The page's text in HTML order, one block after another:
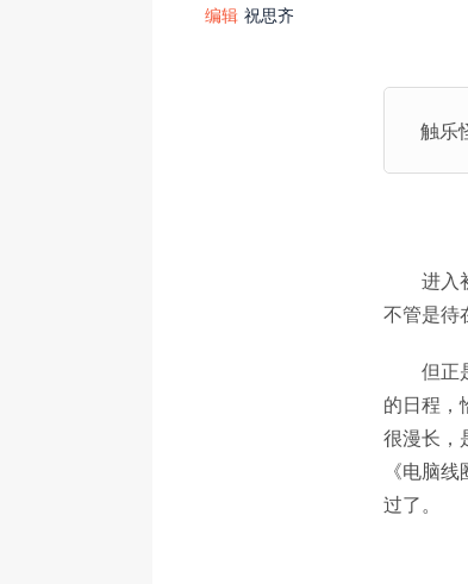
编辑 祝思齐
触乐
进入
不管是待
但正
的日程，
很漫长，
《电脑
过了。